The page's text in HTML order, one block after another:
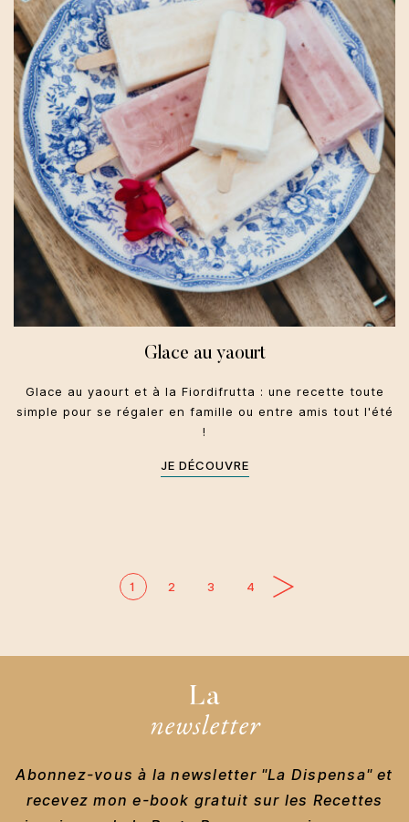
Été
Glace au yaourt
Glace au yaourt et à la Fiordifrutta : une recette toute
simple pour se régaler en famille ou entre amis tout l'été
!
JE DÉCOUVRE
1 2 3 4
La
newsletter
Abonnez-vous à la newsletter "La Dispensa" et
recevez mon e-book gratuit sur les Recettes